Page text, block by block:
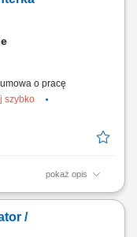
umowa o pracę
szybko
pokaż opis
20,70 € za godzinę. Jej
18,00 € za
urlopowy oraz udział w
/